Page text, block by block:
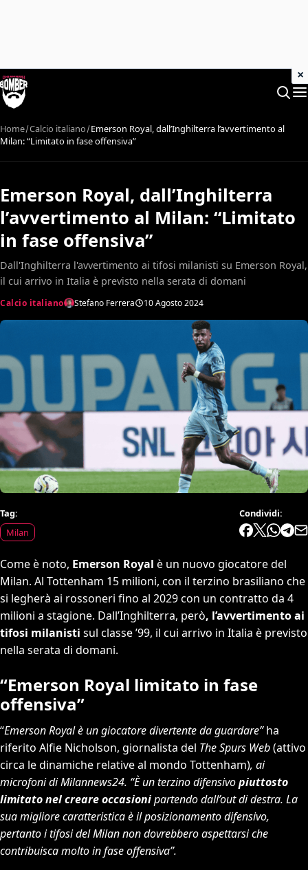
Home Calcio italiano Emerson Royal, dall’Inghilterra l’avvertimento al
Milan: “Limitato in fase offensiva”
Emerson Royal, dall’Inghilterra
l’avvertimento al Milan: “Limitato
in fase offensiva”
Dall'Inghilterra l'avvertimento ai tifosi milanisti su Emerson Royal,
il cui arrivo in Italia è previsto nella serata di domani
Calcio italiano Stefano Ferrera 10 Agosto 2024
Tag:
Milan
Condividi:
Come è noto, Emerson Royal è un nuovo giocatore del
Milan. Al Tottenham 15 milioni, con il terzino brasiliano che
si legherà ai rossoneri fino al 2029 con un contratto da 4
milioni a stagione. Dall’Inghilterra, però, l’avvertimento ai
tifosi milanisti sul classe ’99, il cui arrivo in Italia è previsto
nella serata di domani.
“Emerson Royal limitato in fase
offensiva”
“Emerson Royal è un giocatore divertente da guardare”ha
riferito Alfie Nicholson, giornalista del The Spurs Web(attivo
circa le dinamiche relative al mondo Tottenham), ai
microfoni di Milannews24. “È un terzino difensivopiuttosto
limitato nel creare occasionipartendo dall’out di destra. La
sua migliore caratteristica è il posizionamento difensivo,
pertanto i tifosi del Milan non dovrebbero aspettarsi che
contribuisca molto in fase offensiva”.
×